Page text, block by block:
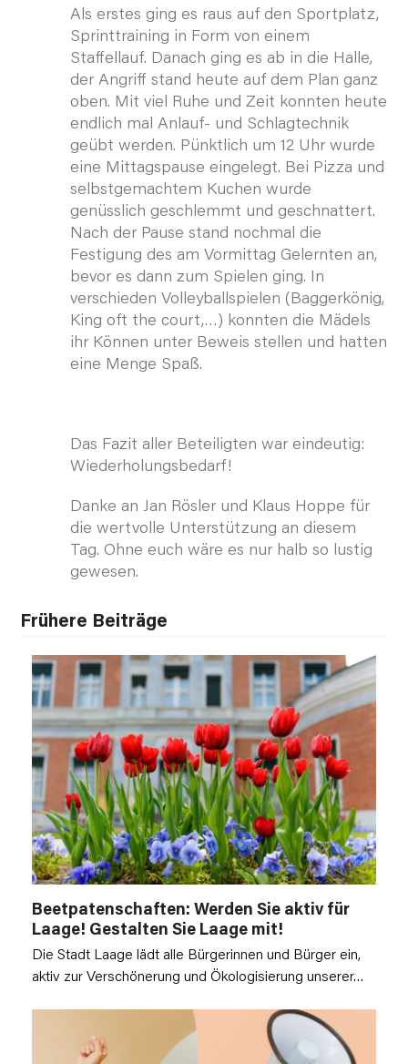
Als erstes ging es raus auf den Sportplatz,
Sprinttraining in Form von einem
Staffellauf. Danach ging es ab in die Halle,
der Angriff stand heute auf dem Plan ganz
oben. Mit viel Ruhe und Zeit konnten heute
endlich mal Anlauf- und Schlagtechnik
geübt werden. Pünktlich um 12 Uhr wurde
eine Mittagspause eingelegt. Bei Pizza und
selbstgemachtem Kuchen wurde
genüsslich geschlemmt und geschnattert.
Nach der Pause stand nochmal die
Festigung des am Vormittag Gelernten an,
bevor es dann zum Spielen ging. In
verschieden Volleyballspielen (Baggerkönig,
King oft the court,…) konnten die Mädels
ihr Können unter Beweis stellen und hatten
eine Menge Spaß.
Das Fazit aller Beteiligten war eindeutig:
Wiederholungsbedarf!
Danke an Jan Rösler und Klaus Hoppe für
die wertvolle Unterstützung an diesem
Tag. Ohne euch wäre es nur halb so lustig
gewesen.
Frühere Beiträge
Beetpatenschaften: Werden Sie aktiv für
Laage! Gestalten Sie Laage mit!
Die Stadt Laage lädt alle Bürgerinnen und Bürger ein,
aktiv zur Verschönerung und Ökologisierung unserer…